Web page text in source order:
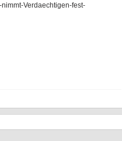
Verdaechtigen-fest-